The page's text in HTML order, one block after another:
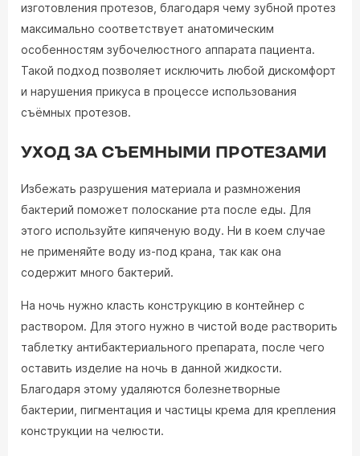
изготовления протезов, благодаря чему зубной протез
максимально соответствует анатомическим
особенностям зубочелюстного аппарата пациента.
Такой подход позволяет исключить любой дискомфорт
и нарушения прикуса в процессе использования
съёмных протезов.
УХОД ЗА СЪЕМНЫМИ ПРОТЕЗАМИ
Избежать разрушения материала и размножения
бактерий поможет полоскание рта после еды. Для
этого используйте кипяченую воду. Ни в коем случае
не применяйте воду из-под крана, так как она
содержит много бактерий.
На ночь нужно класть конструкцию в контейнер с
раствором. Для этого нужно в чистой воде растворить
таблетку антибактериального препарата, после чего
оставить изделие на ночь в данной жидкости.
Благодаря этому удаляются болезнетворные
бактерии, пигментация и частицы крема для крепления
конструкции на челюсти.